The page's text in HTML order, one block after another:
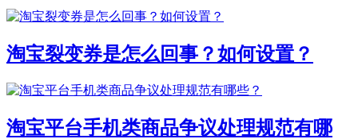
淘宝裂变券是怎么回事？如何设置？
淘宝平台手机类商品争议处理规范有哪